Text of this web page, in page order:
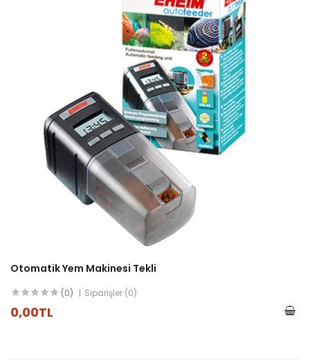
Otomatik Yem Makinesi Tekli
(0) Siparişler (0)
0,00TL